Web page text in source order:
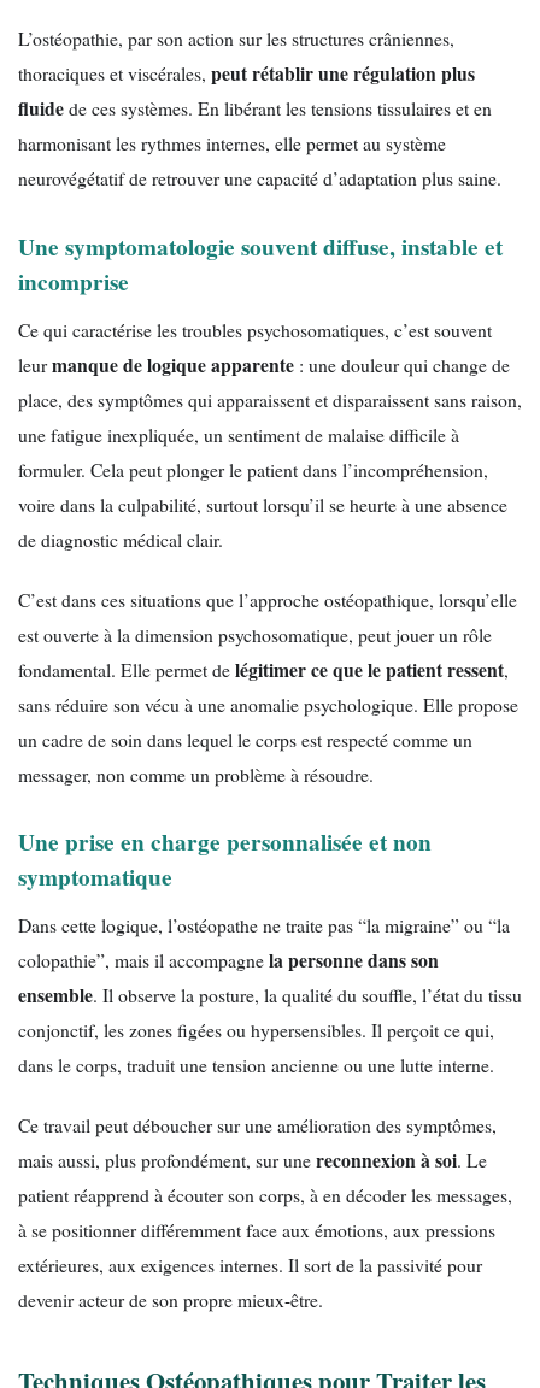
L’ostéopathie, par son action sur les structures crâniennes,
thoraciques et viscérales, peut rétablir une régulation plus
fluidede ces systèmes. En libérant les tensions tissulaires et en
harmonisant les rythmes internes, elle permet au système
neurovégétatif de retrouver une capacité d’adaptation plus saine.
Une symptomatologie souvent diffuse, instable et
incomprise
Ce qui caractérise les troubles psychosomatiques, c’est souvent
leurmanque de logique apparente : une douleur qui change de
place, des symptômes qui apparaissent et disparaissent sans raison,
une fatigue inexpliquée, un sentiment de malaise difficile à
formuler. Cela peut plonger le patient dans l’incompréhension,
voire dans la culpabilité, surtout lorsqu’il se heurte à une absence
de diagnostic médical clair.
C’est dans ces situations que l’approche ostéopathique, lorsqu’elle
est ouverte à la dimension psychosomatique, peut jouer un rôle
fondamental. Elle permet delégitimer ce que le patient ressent,
sans réduire son vécu à une anomalie psychologique. Elle propose
un cadre de soin dans lequel le corps est respecté comme un
messager, non comme un problème à résoudre.
Une prise en charge personnalisée et non
symptomatique
Dans cette logique, l’ostéopathe ne traite pas “la migraine” ou “la
colopathie”, mais il accompagnela personne dans son
ensemble. Il observe la posture, la qualité du souffle, l’état du tissu
conjonctif, les zones figées ou hypersensibles. Il perçoit ce qui,
dans le corps, traduit une tension ancienne ou une lutte interne.
Ce travail peut déboucher sur une amélioration des symptômes,
mais aussi, plus profondément, sur unereconnexion à soi. Le
patient réapprend à écouter son corps, à en décoder les messages,
à se positionner différemment face aux émotions, aux pressions
extérieures, aux exigences internes. Il sort de la passivité pour
devenir acteur de son propre mieux-être.
Techniques Ostéopathiques pour Traiter les